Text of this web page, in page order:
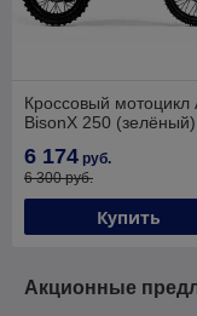
Кроссовый мотоцикл
BisonX 250 (зелёный)
6 174 руб.
6 300 руб.
Купить
Акционные